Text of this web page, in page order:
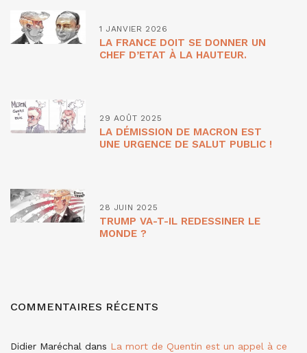
1 JANVIER 2026
LA FRANCE DOIT SE DONNER UN
CHEF D’ETAT À LA HAUTEUR.
29 AOÛT 2025
LA DÉMISSION DE MACRON EST
UNE URGENCE DE SALUT PUBLIC !
28 JUIN 2025
TRUMP VA-T-IL REDESSINER LE
MONDE ?
COMMENTAIRES RÉCENTS
Didier Maréchal dans La mort de Quentin est un appel à ce